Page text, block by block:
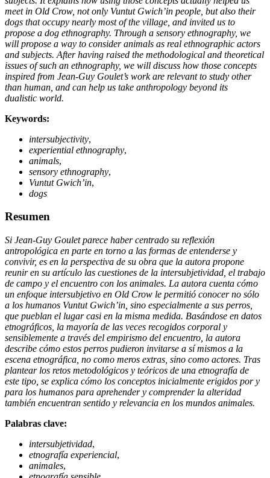
meet in Old Crow, not only Vuntut Gwich’in people, but also their
dogs that occupy nearly most of the village, and invited us to
propose a dog ethnography. Through a sensory ethnography, we
will propose a way to consider animals as real ethnographic actors
and subjects. After having raised the methodological and theoretical
issues of such an ethnography, we will discuss how those concepts
inspired from Jean-Guy Goulet’s work are relevant to study other
than human, and can help us take anthropology beyond its
dualistic world.
Keywords:
intersubjectivity,
experiential ethnography,
animals,
sensory ethnography,
Vuntut Gwich’in,
dogs
Resumen
Si Jean-Guy Goulet parece haber centrado su reflexión
antropológica en parte en torno a las formas de entenderse y
convivir, es en la perspectiva de su obra que la autora propone
reunir en su artículo las cuestiones de la intersubjetividad, el trabajo
de campo y el encuentro con los animales. La autora cuenta cómo
un enfoque intersubjetivo en Old Crow le permitió conocer no sólo
a los humanos Vuntut Gwich’in, sino especialmente a sus perros,
que pueblan el lugar casi en la misma medida. Basándose en datos
etnográficos, la mayoría de las veces recogidos corporal y
sensiblemente a través del empirismo del encuentro, la autora
describe cómo estos perros pudieron invitarse a sí mismos a la
escena etnográfica, no como meros extras, sino como actores. Tras
plantear los retos metodológicos y teóricos de una etnografía de
este tipo, se explica cómo los conceptos inicialmente erigidos por y
para los humanos para aprehender y comprender la alteridad
también encuentran sentido y relevancia en los mundos animales.
Palabras clave:
intersubjetividad,
etnografía experiencial,
animales,